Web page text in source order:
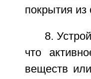
покрытия
8.
что
веществ